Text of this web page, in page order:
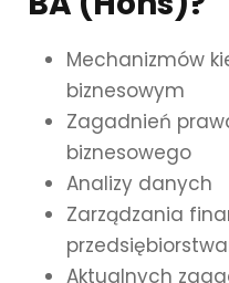
Mechanizmów
biznesowym
Zagadnień
biznesowego
Analizy danych
Zarządzania
Aktualnych